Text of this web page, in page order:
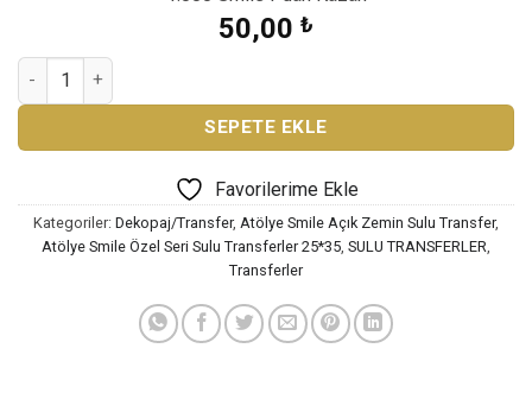
50,00 ₺
ATÖLYE SMİLE SULU TRANSFER-ST 1071 adet
SEPETE EKLE
Favorilerime Ekle
Kategoriler: Dekopaj/Transfer, Atölye Smile Açık Zemin Sulu Transfer,
Atölye Smile Özel Seri Sulu Transferler 25*35, SULU TRANSFERLER,
Transferler